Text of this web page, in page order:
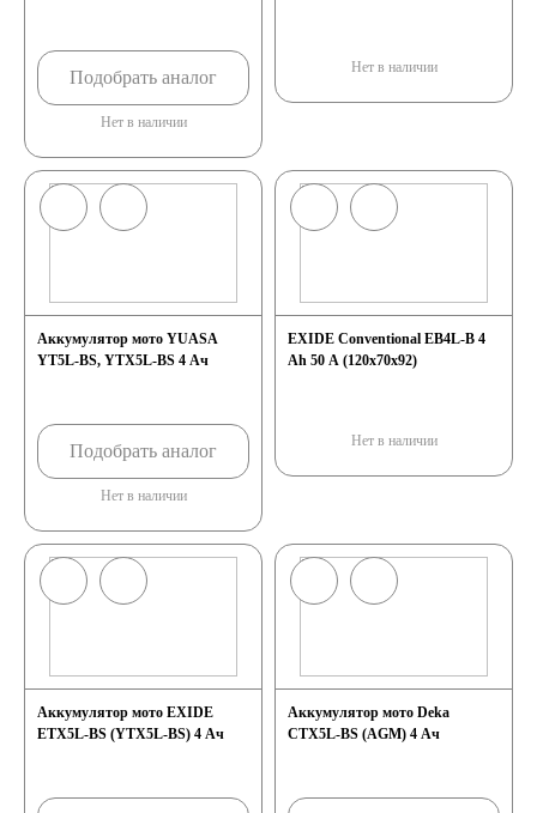
Подобрать аналог
Нет в наличии
Нет в наличии
Аккумулятор мото YUASA
YT5L-BS, YTX5L-BS 4 Ач
Подобрать аналог
Нет в наличии
EXIDE Conventional EB4L-B 4
Ah 50 A (120x70x92)
Нет в наличии
Аккумулятор мото EXIDE
ETX5L-BS (YTX5L-BS) 4 Ач
Аккумулятор мото Deka
CTX5L-BS (AGM) 4 Ач